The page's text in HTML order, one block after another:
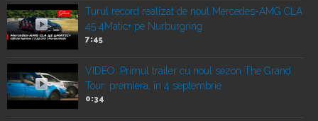
Turul record realizat de noul Mercedes-AMG CLA
45 4Matic+ pe Nurburgring
7:45
VIDEO: Primul trailer cu noul sezon The Grand
Tour: premiera, în 4 septembrie
0:34